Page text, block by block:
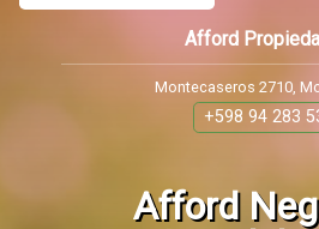
Afford
Montecaseros 2710,
+598 94 283
Afford